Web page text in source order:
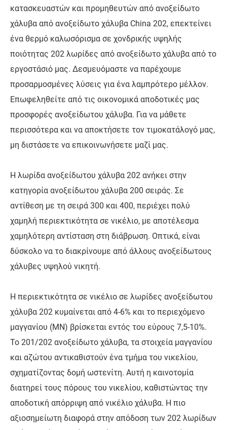
κατασκευαστών και προμηθευτών από ανοξείδωτο
χάλυβα από ανοξείδωτο χάλυβα China 202, επεκτείνει
ένα θερμό καλωσόρισμα σε χονδρικής υψηλής
ποιότητας 202 λωρίδες από ανοξείδωτο χάλυβα από το
εργοστάσιό μας. Δεσμευόμαστε να παρέχουμε
προσαρμοσμένες λύσεις για ένα λαμπρότερο μέλλον.
Επωφεληθείτε από τις οικονομικά αποδοτικές μας
προσφορές ανοξείδωτου χάλυβα. Για να μάθετε
περισσότερα και να αποκτήσετε τον τιμοκατάλογό μας,
μη διστάσετε να επικοινωνήσετε μαζί μας.
Η λωρίδα ανοξείδωτου χάλυβα 202 ανήκει στην
κατηγορία ανοξείδωτου χάλυβα 200 σειράς. Σε
αντίθεση με τη σειρά 300 και 400, περιέχει πολύ
χαμηλή περιεκτικότητα σε νικέλιο, με αποτέλεσμα
χαμηλότερη αντίσταση στη διάβρωση. Οπτικά, είναι
δύσκολο να το διακρίνουμε από άλλους ανοξείδωτους
χάλυβες υψηλού νικητή.
Η περιεκτικότητα σε νικέλιο σε λωρίδες ανοξείδωτου
χάλυβα 202 κυμαίνεται από 4-6% και το περιεχόμενο
μαγγανίου (MN) βρίσκεται εντός του εύρους 7,5-10%.
Το 201/202 ανοξείδωτο χάλυβα, τα στοιχεία μαγγανίου
και αζώτου αντικαθιστούν ένα τμήμα του νικελίου,
σχηματίζοντας δομή ωστενίτη. Αυτή η καινοτομία
διατηρεί τους πόρους του νικελίου, καθιστώντας την
αποδοτική απόρριψη από νικέλιο χάλυβα. Η πιο
αξιοσημείωτη διαφορά στην απόδοση των 202 λωρίδων